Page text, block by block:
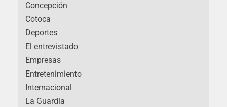
Concepción
Cotoca
Deportes
El entrevistado
Empresas
Entretenimiento
Internacional
La Guardia